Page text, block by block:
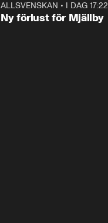
ALLSVENSKAN • I DAG 17:22
Ny förlust för Mjällby